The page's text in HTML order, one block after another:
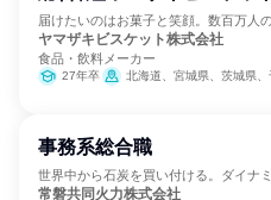
届けたいのはお菓子と笑顔。数百万人
ヤマザキビスケット株式会社
食品・飲料メーカー
27年卒 北海道、宮城県、茨城県、千葉県、東京都、神奈川県、石川県、長野県、愛知県、大阪府、広島県、香川県、福岡県、鹿児島
事務系総合職
世界中から石炭を買い付ける。ダイナ
常磐共同火力株式会社